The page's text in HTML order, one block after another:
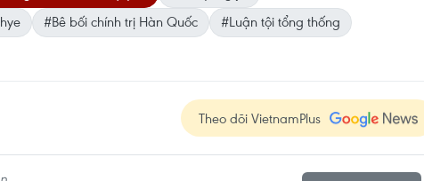
#Bê bối chính trị Hàn Quốc
#Luận tội tổng thống
Theo dõi VietnamPlus